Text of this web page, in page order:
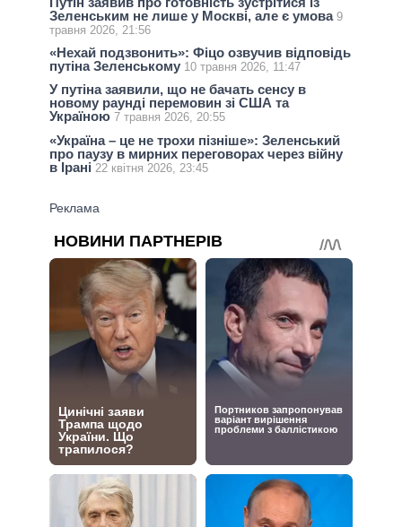
Зеленським не лише у Москві, але є умова 9
травня 2026, 21:56
«Нехай подзвонить»: Фіцо озвучив відповідь
путіна Зеленському 10 травня 2026, 11:47
У путіна заявили, що не бачать сенсу в
новому раунді перемовин зі США та
Україною 7 травня 2026, 20:55
«Україна – це не трохи пізніше»: Зеленський
про паузу в мирних переговорах через війну
в Ірані 22 квітня 2026, 23:45